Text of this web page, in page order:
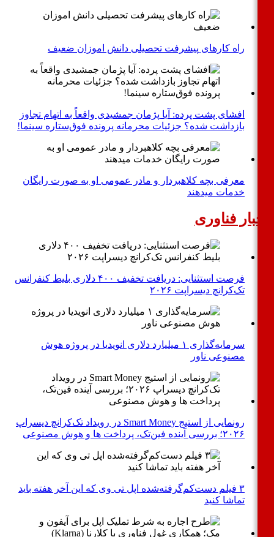
راه کارهای پیشرفت تحصیلی دانش اموزان ضعیف
افشای پشت پرده: آیا پژمان جمشیدی واقعاً به اتهام تجاوز
بازداشت شده؟ جزئیات محرمانه پرونده فوق‌ستاره سینما!
معرفی بچه کلاهبردار و مادر عمومی او به صورت رایگان
خدمات میدهند
فناوری
فرصت استثنایی: دریافت تخفیف ۴۰۰ دلاری بلیط کنفرانس
تک‌کرانچ دیسراپت ۲۰۲۶
سرمایه‌گذاری ۱ میلیارد دلاری انویدیا در پروژه هوش
مصنوعی ناور
رونمایی از استیج Smart Money در رویداد تک‌کرانچ دیسراپ
۲۰۲۶؛ بررسی آینده فین‌تک، پرداخت‌ ها و هوش مصنوعی
۳ فیلم دست‌کم‌گرفته‌شده اپل تی وی که این آخر هفته باید
تماشا کنید